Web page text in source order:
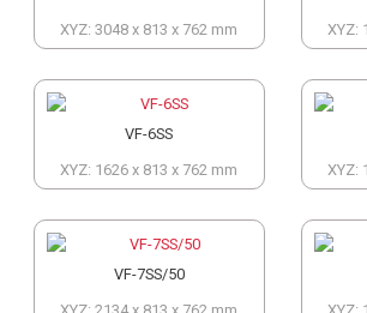
XYZ: 3048 x 813 x 762 mm
XYZ:
VF-6SS
XYZ: 1626 x 813 x 762 mm
XYZ:
VF-7SS/50